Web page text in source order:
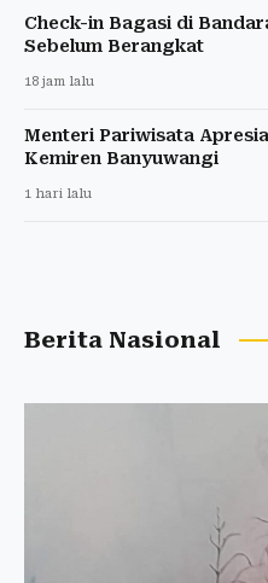
Check-in Bagasi di
Sebelum Berangkat
18 jam lalu
Menteri Pariwisata
Kemiren Banyuwangi
1 hari lalu
Berita Nasional